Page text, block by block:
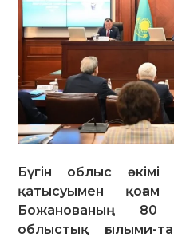
Бүгін облыс
қатысуымен қоғам
Божанованың 80
облыстық ғылыми-